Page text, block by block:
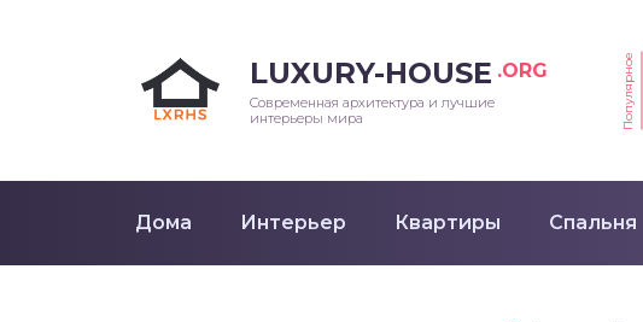
LUXURY-HOUSE .ORG
Современная архитектура и лучшие
интерьеры мира
Популярное
Дома Интерьер Квартиры Спальня